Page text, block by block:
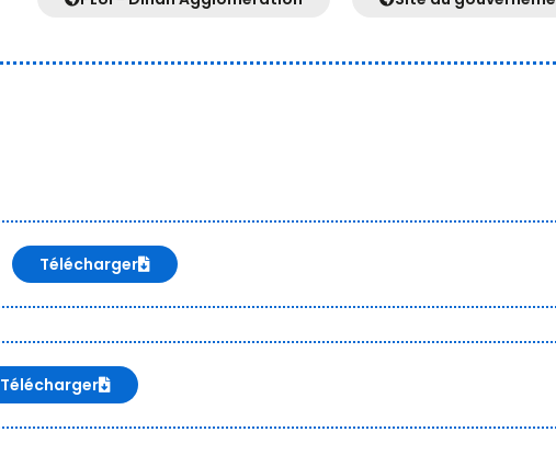
Télécharger
Télécharger